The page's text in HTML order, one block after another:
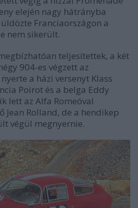
elején nagy hátrányba
Franciaországon a
nem sikerült.
teljesítettek, a két
904-es végzett az
a házi versenyt Klass
Poirot és a belga Eddy
lett az Alfa Romeóval
Jean Rolland, de a hendikep
végül megnyernie.